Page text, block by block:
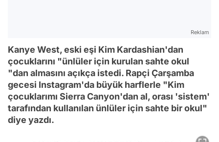
Reklam
Kanye West, eski eşi Kim Kardashian'dan
çocuklarını "ünlüler için kurulan sahte okul
"dan almasını açıkça istedi. Rapçi Çarşamba
gecesi Instagram'da büyük harflerle "Kim
çocuklarımı Sierra Canyon'dan al, orası 'sistem'
tarafından kullanılan ünlüler için sahte bir okul"
diye yazdı.